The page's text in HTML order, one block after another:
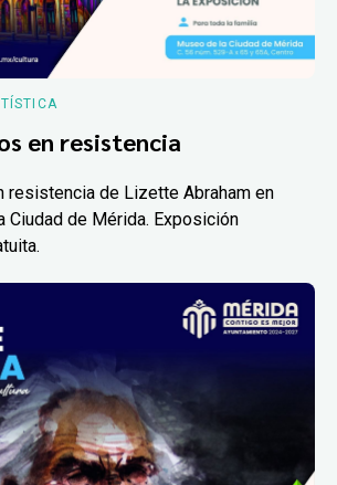
en resistencia
resistencia de Lizette Abraham en
Ciudad de Mérida. Exposición